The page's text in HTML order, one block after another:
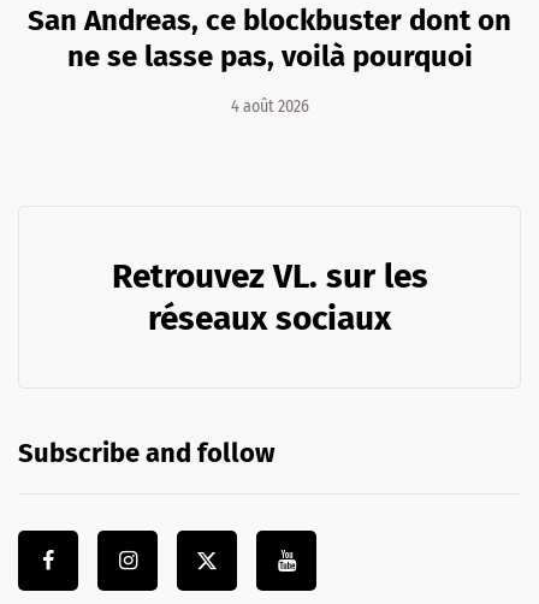
San Andreas, ce blockbuster dont on
ne se lasse pas, voilà pourquoi
4 août 2026
Retrouvez VL. sur les
réseaux sociaux
Subscribe and follow